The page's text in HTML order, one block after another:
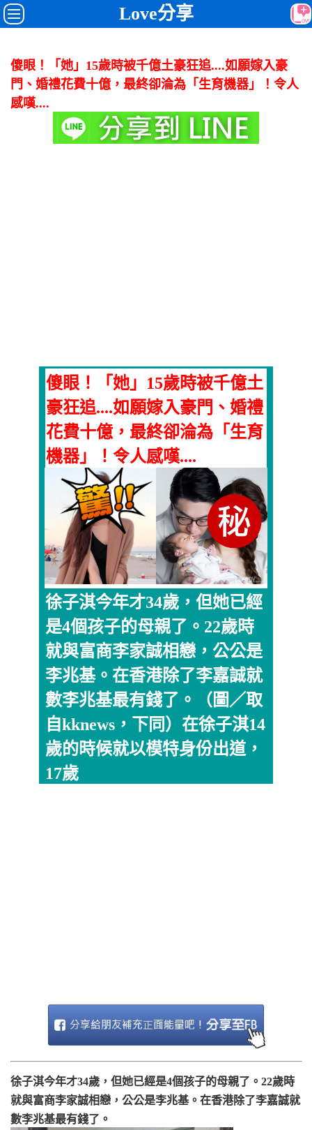
Love分享
傻眼！「她」15歲時被千億土豪狂追....如願嫁入豪
門、婚禮花費十億，最終卻淪為「生育機器」！令人
感嘆....
傻眼！「她」15歲時被千億土
豪狂追....如願嫁入豪門、婚禮
花費十億，最終卻淪為「生育
機器」！令人感嘆....
徐子淇今年才34歲，但她已經
是4個孩子的母親了。22歲時
就與富商李家誠相戀，公公是
李兆基。在香港除了李嘉誠就
數李兆基最有錢了。（圖／取
自kknews，下同）在徐子淇14
歲的時候就以模特身份出道，
17歲
徐子淇今年才34歲，但她已經是4個孩子的母親了。22歲時
就與富商李家誠相戀，公公是李兆基。在香港除了李嘉誠就
數李兆基最有錢了。